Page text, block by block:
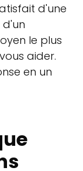
d'une
le plus
aider.
en un